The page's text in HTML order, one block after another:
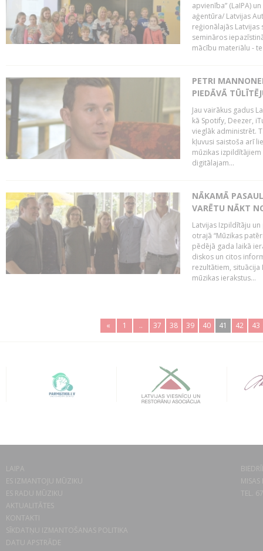
apvienība” (LaIPA)
aģentūra/ Latvijas
reģionālajās
semināros
mācību materiālu -
PETRI
PIEDĀVĀ
Jau vairākus gadus
kā Spotify, Deezer,
vieglāk administrēt.
kļuvusi saistoša arī
mūzikas
digitālajam...
NĀKAMĀ
VARĒTU NĀKT
Latvijas Izpildītāju
otrajā “Mūzikas
pēdējā gada laikā
diskos un citos
rezultātiem, situācija
mūzikas ierakstus...
« 1 .. 37 38 39 40 41 42 43
LAIPA
ES IZMANTOJU MŪZIKU
ES RADU MŪZIKU
AKTUALITĀTES
KONTAKTI
SĪKDATŅU IZMANTOŠANAS POLITIKA
DATU APSTRĀDE
TEL.